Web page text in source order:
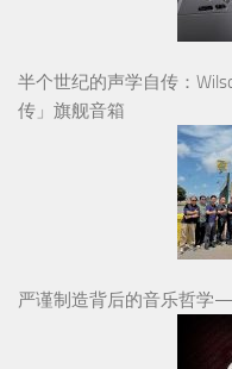
半个世纪的声学自传：
传」旗舰音箱
严谨制造背后的音乐哲学